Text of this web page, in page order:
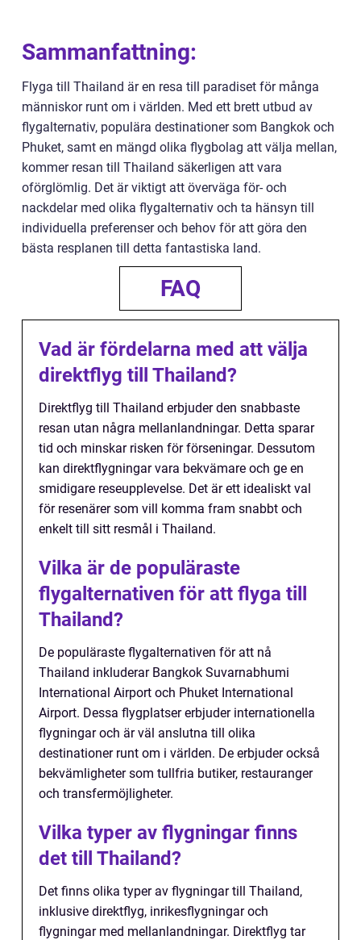
Sammanfattning:
Flyga till Thailand är en resa till paradiset för många
människor runt om i världen. Med ett brett utbud av
flygalternativ, populära destinationer som Bangkok och
Phuket, samt en mängd olika flygbolag att välja mellan,
kommer resan till Thailand säkerligen att vara
oförglömlig. Det är viktigt att överväga för- och
nackdelar med olika flygalternativ och ta hänsyn till
individuella preferenser och behov för att göra den
bästa resplanen till detta fantastiska land.
FAQ
Vad är fördelarna med att välja
direktflyg till Thailand?
Direktflyg till Thailand erbjuder den snabbaste
resan utan några mellanlandningar. Detta sparar
tid och minskar risken för förseningar. Dessutom
kan direktflygningar vara bekvämare och ge en
smidigare reseupplevelse. Det är ett idealiskt val
för resenärer som vill komma fram snabbt och
enkelt till sitt resmål i Thailand.
Vilka är de populäraste
flygalternativen för att flyga till
Thailand?
De populäraste flygalternativen för att nå
Thailand inkluderar Bangkok Suvarnabhumi
International Airport och Phuket International
Airport. Dessa flygplatser erbjuder internationella
flygningar och är väl anslutna till olika
destinationer runt om i världen. De erbjuder också
bekvämligheter som tullfria butiker, restauranger
och transfermöjligheter.
Vilka typer av flygningar finns
det till Thailand?
Det finns olika typer av flygningar till Thailand,
inklusive direktflyg, inrikesflygningar och
flygningar med mellanlandningar. Direktflyg tar